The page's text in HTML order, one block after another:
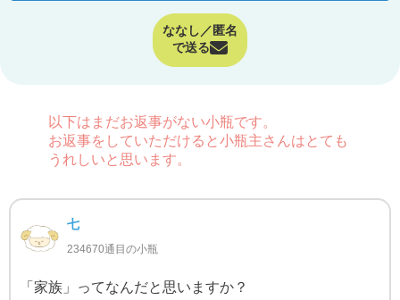
ななし／匿名
で送る
以下はまだお返事がない小瓶です。
お返事をしていただけると小瓶主さんはとても
うれしいと思います。
七
234670通目の小瓶
「家族」ってなんだと思いますか？